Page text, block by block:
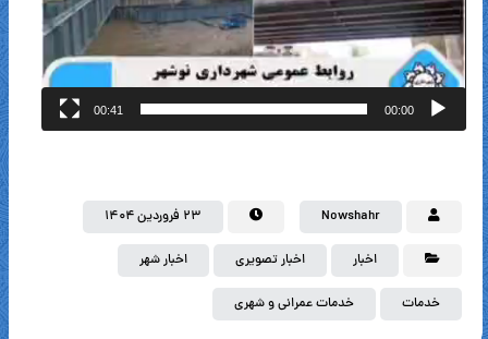
00:00
00:41
Nowshahr ۲۳ فروردین ۱۴۰۴
اخبار اخبار تصویری اخبار شهر
خدمات خدمات عمرانی و شهری